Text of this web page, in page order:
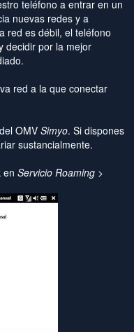
teléfono a entrar en un
nuevas redes y a
red es débil, el teléfono
decidir por la mejor
red a la que conectar
OMV Simyo. Si dispones
sustancialmente.
en Servicio Roaming >